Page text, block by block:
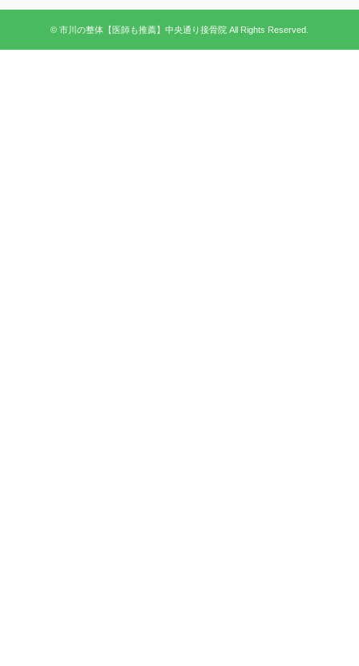
© 市川の整体【医師も推薦】中央通り接骨院 All Rights Reserved.